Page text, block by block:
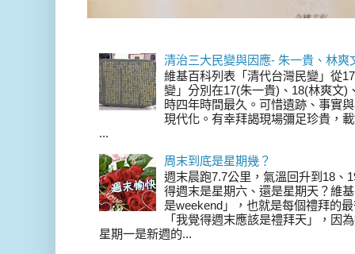
清治三大民變與因應- 朱一貴、林爽
維基百科列表「清代台灣民變」從
變」分別在17(朱一貴)、18(林爽文)
時四年時間最久。可惜遺跡、事實
現代化。有幸拜謁現場彌足珍貴，
...
周末到底是星期幾？
週末晨跑7.7公里，氣溫回升到18、
得週末是星期六、還是星期天？維
是weekend」，也就是每個禮拜的
「我覺得週末應該是禮拜天」，因
星期一是新週的...